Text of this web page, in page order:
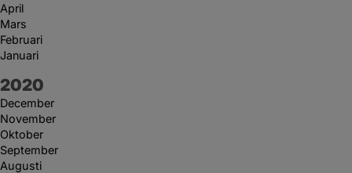
April
Mars
Februari
Januari
År:
2020
December
November
Oktober
September
Augusti